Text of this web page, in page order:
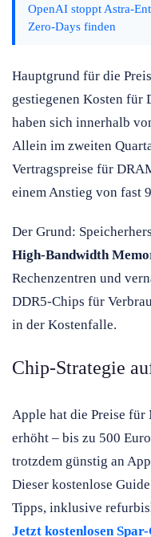
OpenAI stoppt Astra-
Zero-Days finden
Hauptgrund für die
gestiegenen Kosten für
haben sich innerhalb
Allein im zweiten
Vertragspreise für
einem Anstieg von fast
Der Grund:
High-Bandwidth
Rechenzentren und
DDR5-Chips für
in der Kostenfalle.
Chip-Strategie
Apple hat die Preise für
erhöht – bis zu 500
trotzdem günstig an
Dieser kostenlose
Tipps, inklusive
Jetzt kostenlosen